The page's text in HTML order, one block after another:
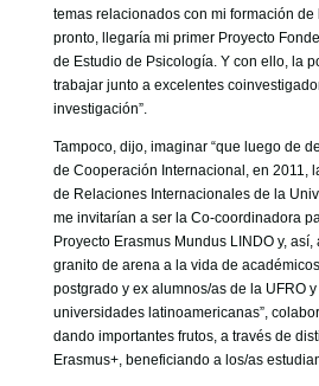
temas relacionados con mi formación
pronto, llegaría mi primer Proyecto
de Estudio de Psicología. Y con ello, la
trabajar junto a excelentes
investigación”.
Tampoco, dijo, imaginar “que luego de
de Cooperación Internacional, en 2011,
de Relaciones Internacionales de la
me invitarían a ser la Co-coordinadora
Proyecto Erasmus Mundus LINDO y,
granito de arena a la vida de
postgrado y ex alumnos/as de la UFRO
universidades latinoamericanas”,
dando importantes frutos, a través de
Erasmus+, beneficiando a los/as